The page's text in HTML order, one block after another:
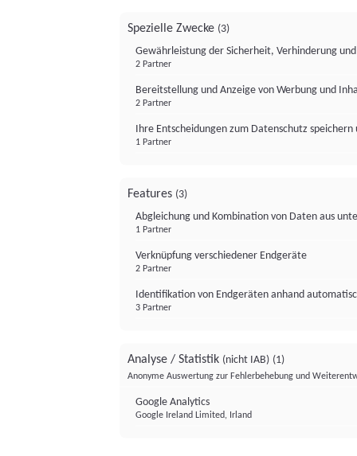
Spezielle Zwecke (3)
Gewährleistung der Sicherheit, Verhinderung
2 Partner
Bereitstellung und Anzeige von Werbung und
2 Partner
Ihre Entscheidungen zum Datenschutz
1 Partner
Features (3)
Abgleichung und Kombination von Daten aus
1 Partner
Verknüpfung verschiedener Endgeräte
2 Partner
Identifikation von Endgeräten anhand
3 Partner
Analyse / Statistik (nicht IAB) (1)
Anonyme Auswertung zur Fehlerbehebung und
Google Analytics
Google Ireland Limited, Irland